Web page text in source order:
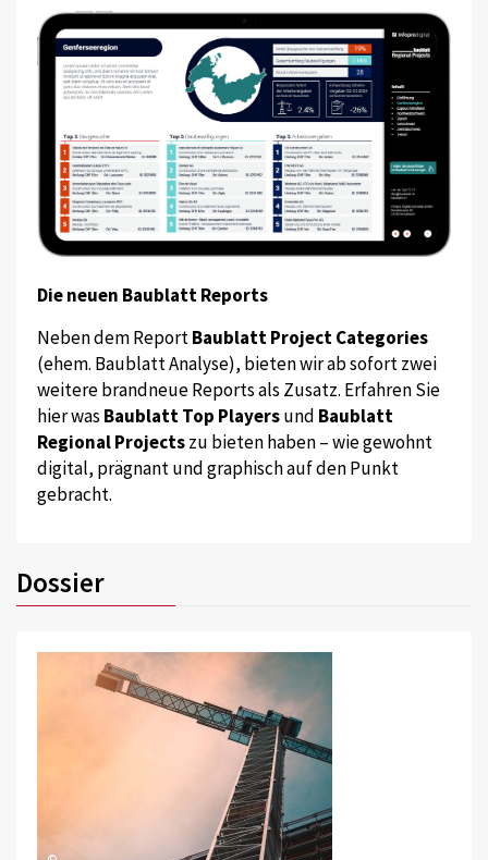
Die neuen Baublatt Reports
Neben dem ReportBaublatt Project Categories
(ehem. Baublatt Analyse), bieten wir ab sofort zwei
weitere brandneue Reports als Zusatz. Erfahren Sie
hier was Baublatt Top Playersund Baublatt
Regional Projectszu bieten haben – wie gewohnt
digital, prägnant und graphisch auf den Punkt
gebracht.
Dossier